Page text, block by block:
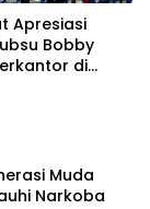
Apresiasi
Bobby
di
Muda
Narkoba